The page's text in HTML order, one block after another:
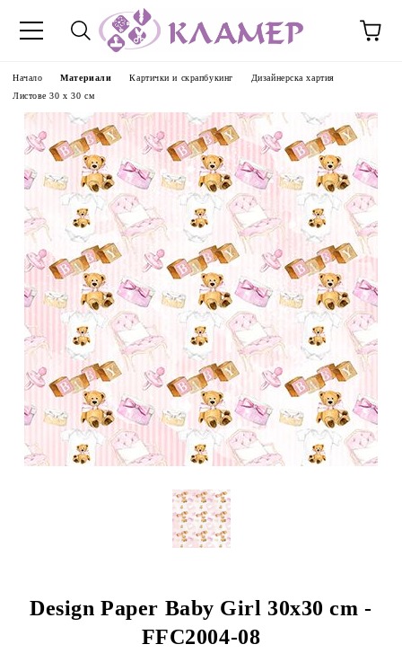
Начало Материали Картички и скрапбукинг
Дизайнерска хартия
Листове 30 х 30 см
Design Paper Baby Girl 30x30 cm -
FFC2004-08